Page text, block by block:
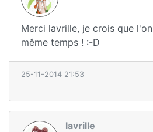
Merci lavrille, je crois que
même temps ! :-D
25-11-2014 21:53
lavrille